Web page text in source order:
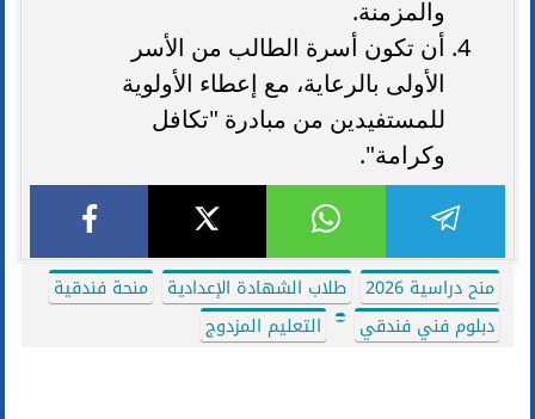
والمزمنة.
أن تكون أسرة الطالب من الأسر
الأولى بالرعاية، مع إعطاء الأولوية
للمستفيدين من مبادرة "تكافل
وكرامة".
منح دراسية 2026 طلاب الشهادة الإعدادية
منحة فندقية
دبلوم فني فندقي
التعليم المزدوج